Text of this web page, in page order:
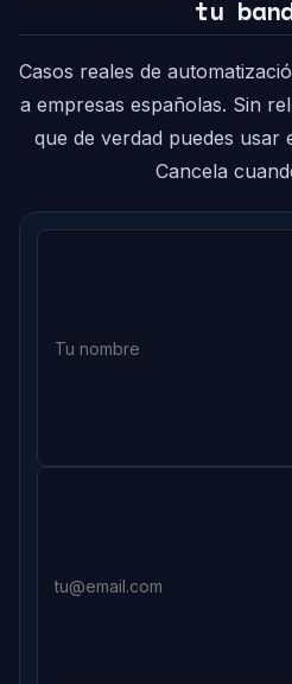
tu
Casos reales de
a empresas españolas. Sin
que de verdad puedes usar
Cancela